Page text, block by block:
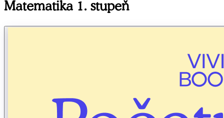
Matematika 1. stupeň